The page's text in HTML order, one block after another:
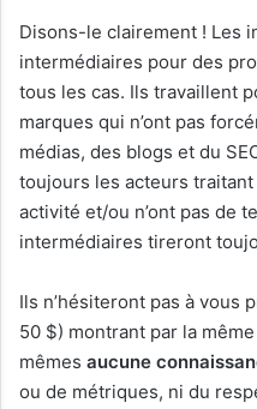
Disons-le clairement ! Les
intermédiaires pour des
tous les cas. Ils travaillent
marques qui n’ont pas
médias, des blogs et du
toujours les acteurs
activité et/ou n’ont pas de
intermédiaires tireront
Ils n’hésiteront pas à vous
50 $) montrant par la
mêmes aucune
ou de métriques, ni du